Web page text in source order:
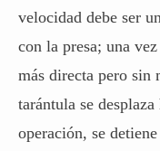
velocidad debe ser
con la presa; una
más directa pero sin
tarántula se
operación, se